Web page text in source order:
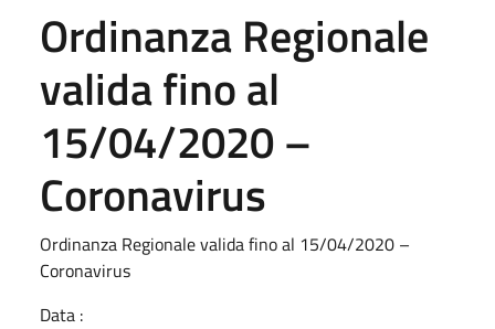
Ordinanza Regionale
valida fino al
15/04/2020 –
Coronavirus
Ordinanza Regionale valida fino al 15/04/2020 –
Coronavirus
Data :